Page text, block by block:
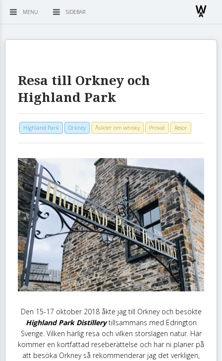
MENU SIDEBAR
Resa till Orkney och
Highland Park
Highland Park Orkney Åsikter om whisky Provat Resor
Den 15-17 oktober 2018 åkte jag till Orkney och besökte
Highland Park Distillerytillsammans med Edrington
Sverige. Vilken härlig resa och vilken storslagen natur. Här
kommer en kortfattad reseberättelse och har ni planer på
att besöka Orkney så rekommenderar jag det verkligen,